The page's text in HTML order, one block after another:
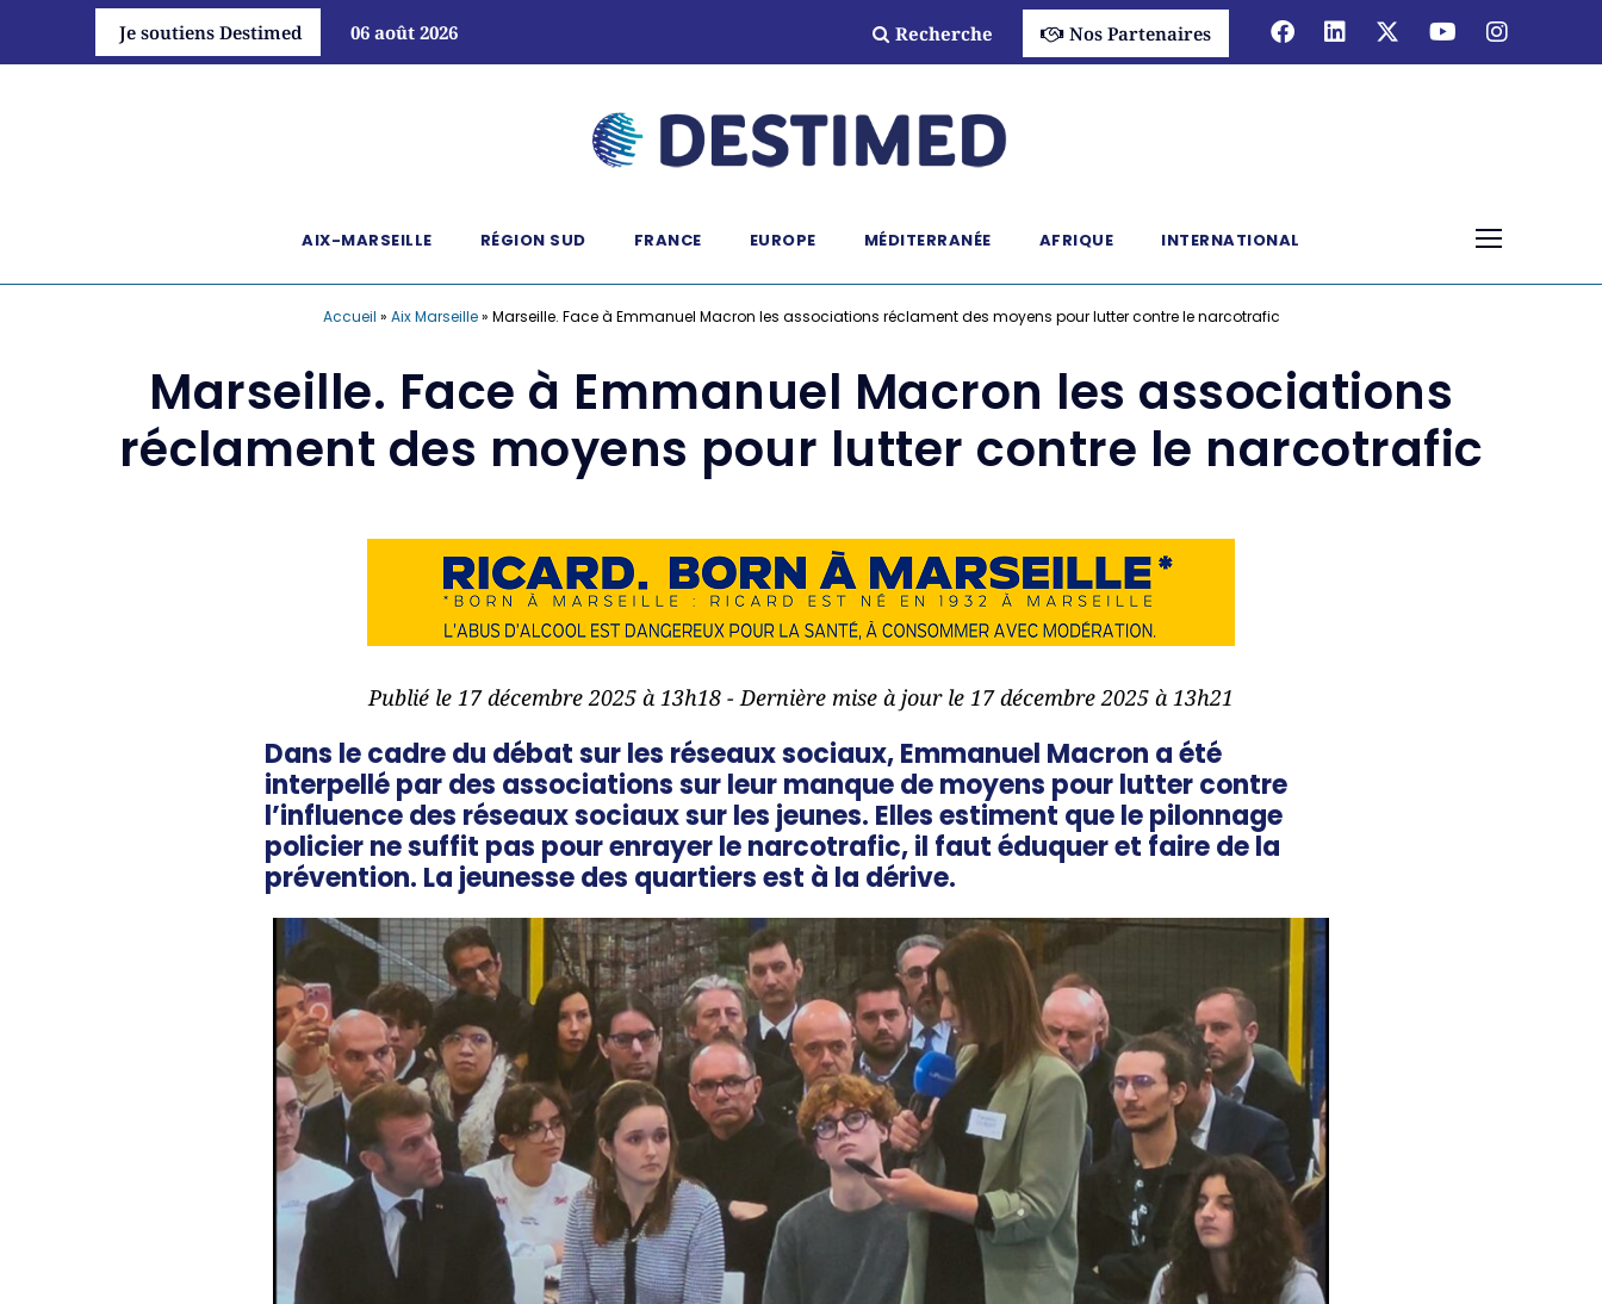
Je soutiens Destimed 06 août 2026 Recherche Nos Partenaires
AIX-MARSEILLE RÉGION SUD FRANCE EUROPE MÉDITERRANÉE AFRIQUE INTERNATIONAL
Accueil » Aix Marseille» Marseille. Face à Emmanuel Macron les associations réclament des moyens pour lutter contre le narcotrafic
Marseille. Face à Emmanuel Macron les associations
réclament des moyens pour lutter contre le narcotrafic
Publié le 17 décembre 2025 à 13h18 - Dernière mise à jour le 17 décembre 2025 à 13h21
Dans le cadre du débat sur les réseaux sociaux, Emmanuel Macron a été
interpellé par des associations sur leur manque de moyens pour lutter contre
l’influence des réseaux sociaux sur les jeunes. Elles estiment que le pilonnage
policier ne suffit pas pour enrayer le narcotrafic, il faut éduquer et faire de la
prévention. La jeunesse des quartiers est à la dérive.